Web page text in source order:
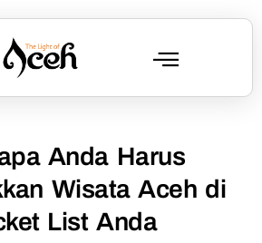
Anda Harus
Wisata Aceh di
List Anda